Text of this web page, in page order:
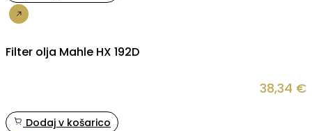
Filter olja Mahle HX 192D
38,34 €
Dodaj v košarico